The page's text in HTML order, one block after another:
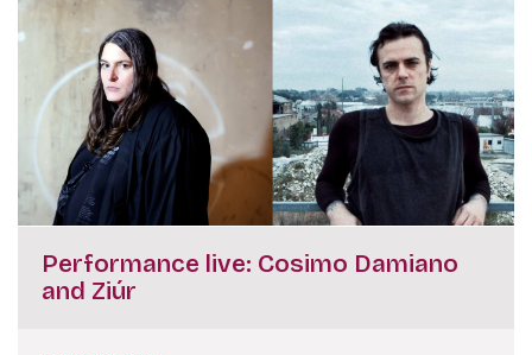
Performance live: Cosimo Damiano
and Ziúr